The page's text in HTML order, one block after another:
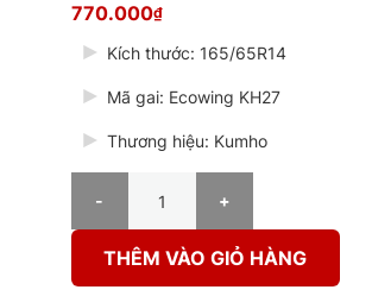
770.000₫
Kích thước: 165/65R14
Mã gai: Ecowing KH27
Thương hiệu: Kumho
THÊM VÀO GIỎ HÀNG